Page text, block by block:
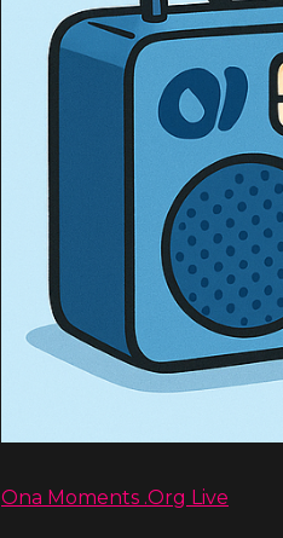
Ona Moments .Org Live